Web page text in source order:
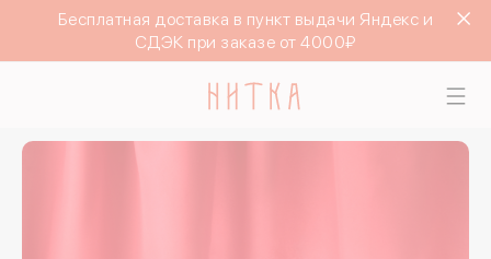
Бесплатная доставка в пункт выдачи Яндекс и
СДЭК при заказе от 4000₽